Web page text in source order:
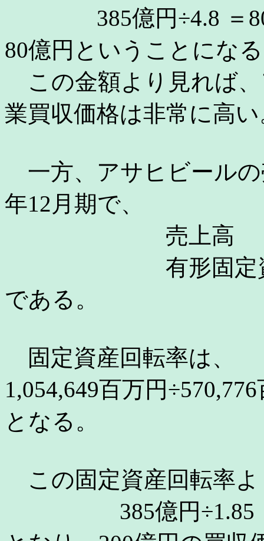
385億円÷4.8 ＝
80億円ということにな
この金額より見れば
業買収価格は非常に高
一方、アサヒビールの
年12月期で、
売上高
有形固定資産
である。
固定資産回転率は、
1,054,649百万円
となる。
この固定資産回転率
385億円÷1.85 ＝